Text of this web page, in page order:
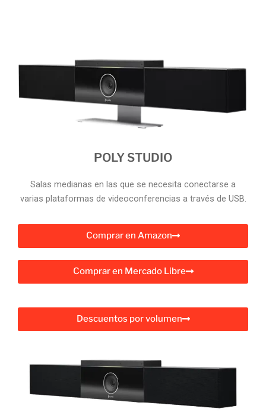
POLY STUDIO
Salas medianas en las que se necesita conectarse a
varias plataformas de videoconferencias a través de USB.
Comprar en Amazon
Comprar en Mercado Libre
Descuentos por volumen